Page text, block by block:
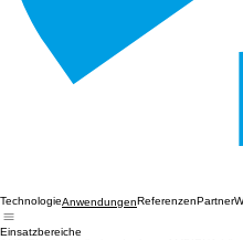
Technologie